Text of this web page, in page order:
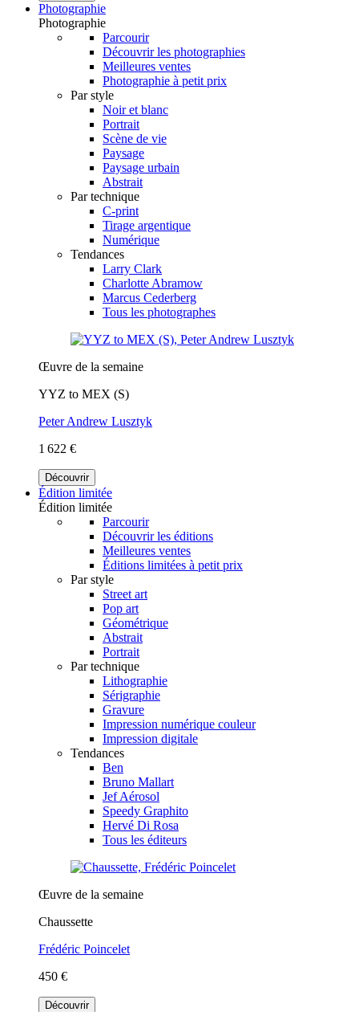
Photographie
Photographie
Parcourir
Découvrir les photographies
Meilleures ventes
Photographie à petit prix
Par style
Noir et blanc
Portrait
Scène de vie
Paysage
Paysage urbain
Abstrait
Par technique
C-print
Tirage argentique
Numérique
Tendances
Larry Clark
Charlotte Abramow
Marcus Cederberg
Tous les photographes
Œuvre de la semaine
YYZ to MEX (S)
Peter Andrew Lusztyk
1 622 €
Découvrir
Édition limitée
Édition limitée
Parcourir
Découvrir les éditions
Meilleures ventes
Éditions limitées à petit prix
Par style
Street art
Pop art
Géométrique
Abstrait
Portrait
Par technique
Lithographie
Sérigraphie
Gravure
Impression numérique couleur
Impression digitale
Tendances
Ben
Bruno Mallart
Jef Aérosol
Speedy Graphito
Hervé Di Rosa
Tous les éditeurs
Œuvre de la semaine
Chaussette
Frédéric Poincelet
450 €
Découvrir